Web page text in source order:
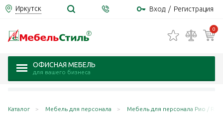
Иркутск Вход / Регистрация
0
ОФИСНАЯ МЕБЕЛЬ
для вашего бизнеса
Каталог Мебель для персонала Мебель для персонала Рио / Rio